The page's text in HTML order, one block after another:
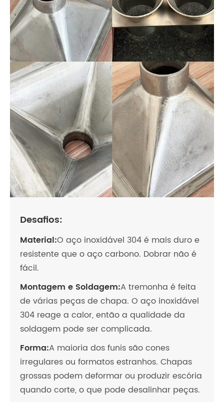
Desafios:
Material:O aço inoxidável 304 é mais duro e
resistente que o aço carbono. Dobrar não é
fácil.
Montagem e Soldagem:A tremonha é feita
de várias peças de chapa. O aço inoxidável
304 reage a calor, então a qualidade da
soldagem pode ser complicada.
Forma:A maioria dos funis são cones
irregulares ou formatos estranhos. Chapas
grossas podem deformar ou produzir escória
quando corte, o que pode desalinhar peças.